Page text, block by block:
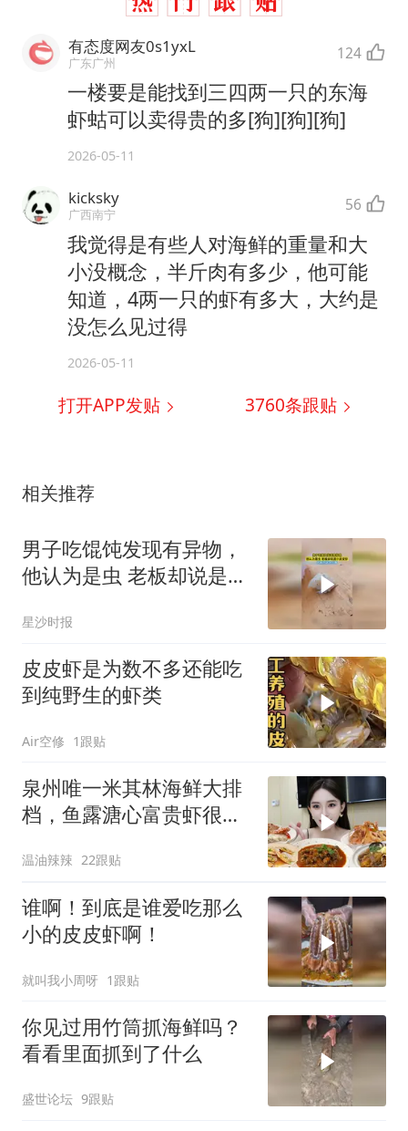
有态度网友0s1yxL
广东广州 124
一楼要是能找到三四两一只的东海
虾蛄可以卖得贵的多[狗][狗][狗]
2026-05-11
kicksky
广西南宁 56
我觉得是有些人对海鲜的重量和大
小没概念，半斤肉有多少，他可能
知道，4两一只的虾有多大，大约是
没怎么见过得
2026-05-11
打开APP发贴 3760条跟贴
相关推荐
男子吃馄饨发现有异物，
他认为是虫 老板却说是小
星沙时报
皮皮虾是为数不多还能吃
到纯野生的虾类
Air空修 1跟贴
泉州唯一米其林海鲜大排
档，鱼露溏心富贵虾很惊
温油辣辣 22跟贴
谁啊！到底是谁爱吃那么
小的皮皮虾啊！
就叫我小周呀 1跟贴
你见过用竹筒抓海鲜吗？
看看里面抓到了什么
盛世论坛 9跟贴